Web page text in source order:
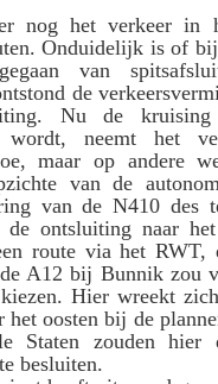
nog het verkeer in
Onduidelijk is of bij
van
de
Nu de
wordt, neemt het
maar op andere
van de
van de N410 des
ontsluiting naar
route via het RWT,
A12 bij Bunnik zou
Hier wreekt
het oosten bij de
Staten zouden hier
besluiten.